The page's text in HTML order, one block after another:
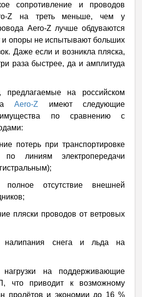
сопротивление и проводов
Z на треть меньше, чем у
Aero-Z лучше обдуваются
и опоры не испытывают больших
Даже если и возникла пляска,
раза быстрее, да и амплитуда
предлагаемые на российском
Aero-Z имеют следующие
по сравнению с
потерь при транспортировке
по линиям электропередачи
полное отсутствие внешней
пляски проводов от ветровых
налипания снега и льда на
на поддерживающие
что приводит к возможному
пролётов и экономии до 16 %